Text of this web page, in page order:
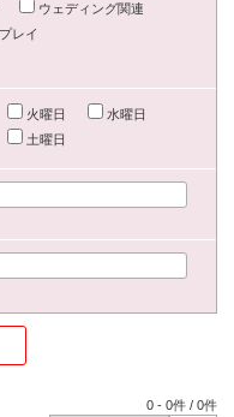
ウェディング関連
レイ
火曜日
水曜日
土曜日
0 -0件 /0件